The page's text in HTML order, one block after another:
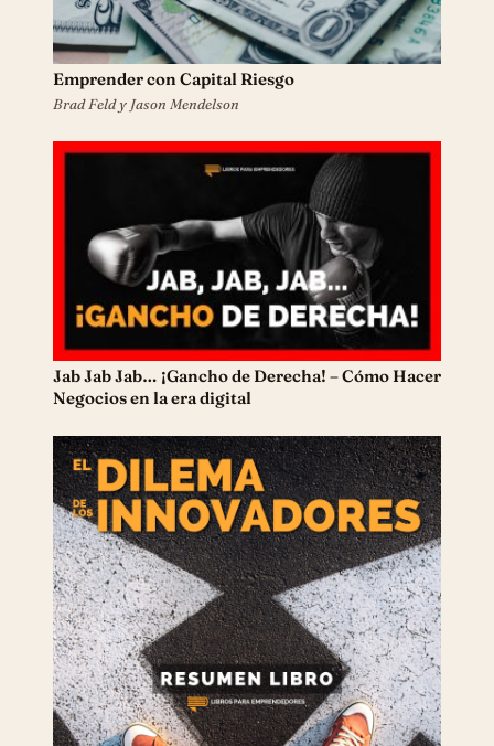
Emprender con Capital Riesgo
Brad Feld y Jason Mendelson
Jab Jab Jab… ¡Gancho de Derecha! – Cómo Hacer
Negocios en la era digital